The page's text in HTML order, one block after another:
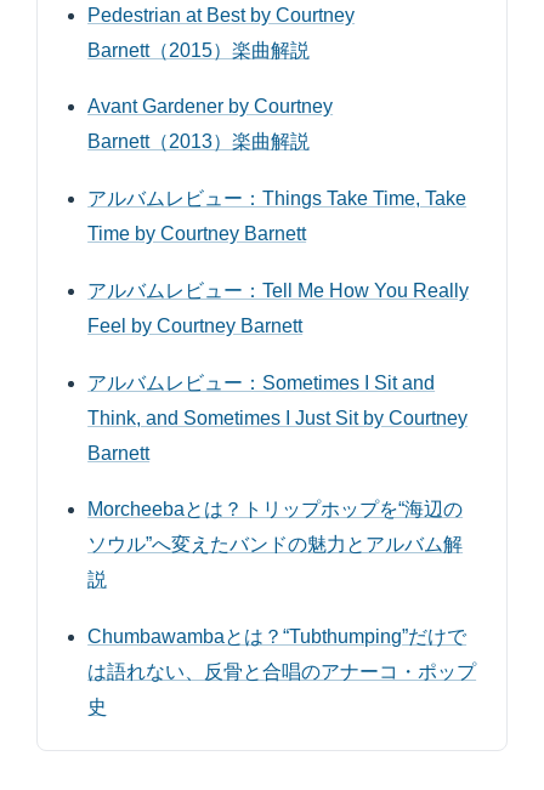
Pedestrian at Best by Courtney
Barnett（2015）楽曲解説
Avant Gardener by Courtney
Barnett（2013）楽曲解説
アルバムレビュー：Things Take Time, Take
Time by Courtney Barnett
アルバムレビュー：Tell Me How You Really
Feel by Courtney Barnett
アルバムレビュー：Sometimes I Sit and
Think, and Sometimes I Just Sit by Courtney
Barnett
Morcheebaとは？トリップホップを“海辺の
ソウル”へ変えたバンドの魅力とアルバム解
説
Chumbawambaとは？“Tubthumping”だけで
は語れない、反骨と合唱のアナーコ・ポップ
史